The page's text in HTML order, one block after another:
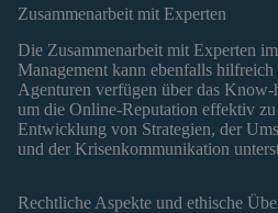
Zusammenarbeit mit Experten
Die Zusammenarbeit mit Experten
Management kann ebenfalls hilfreich
Agenturen verfügen über das
um die Online-Reputation effektiv
Entwicklung von Strategien, der
und der Krisenkommunikation
Rechtliche Aspekte und ethische